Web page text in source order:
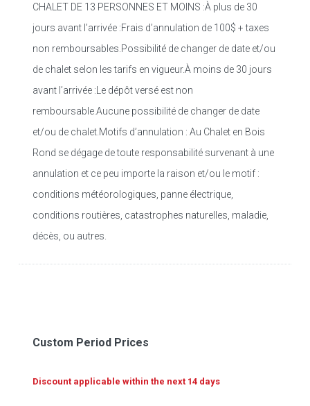
CHALET DE 13 PERSONNES ET MOINS :À plus de 30
jours avant l’arrivée :Frais d’annulation de 100$ + taxes
non remboursables.Possibilité de changer de date et/ou
de chalet selon les tarifs en vigueur.À moins de 30 jours
avant l’arrivée :Le dépôt versé est non
remboursable.Aucune possibilité de changer de date
et/ou de chalet.Motifs d’annulation : Au Chalet en Bois
Rond se dégage de toute responsabilité survenant à une
annulation et ce peu importe la raison et/ou le motif :
conditions météorologiques, panne électrique,
conditions routières, catastrophes naturelles, maladie,
décès, ou autres.
Custom Period Prices
Discount applicable within the next 14 days